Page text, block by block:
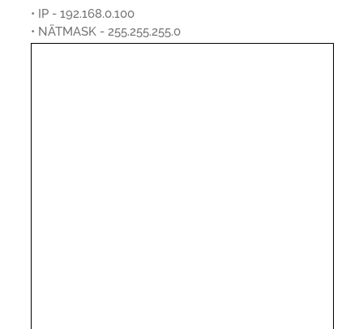
• IP - 192.168.0.100
• NÄTMASK - 255.255.255.0